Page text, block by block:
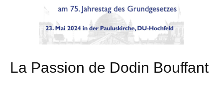
La Passion de Dodin Bouffant